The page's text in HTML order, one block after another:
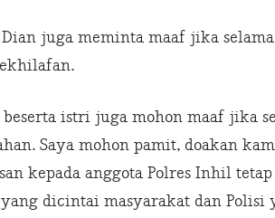
Dian juga meminta maaf jika
beserta istri juga mohon maaf jika
Saya mohon pamit, doakan
kepada anggota Polres Inhil
dicintai masyarakat dan